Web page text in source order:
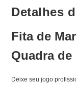
Detalhes
Fita de
Quadra de
Deixe seu jogo